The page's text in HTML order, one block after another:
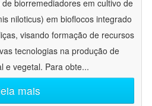
biorremediadores em cultivo de
niloticus) em bioflocos integrado
visando formação de recursos
tecnologias na produção de
e vegetal. Para obte...
mais